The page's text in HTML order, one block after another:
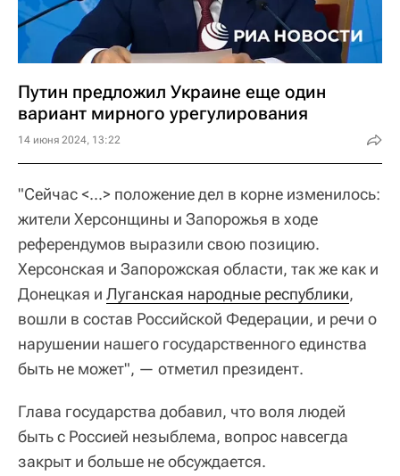
Путин предложил Украине еще один
вариант мирного урегулирования
14 июня 2024, 13:22
"Сейчас <...> положение дел в корне изменилось:
жители Херсонщины и Запорожья в ходе
референдумов выразили свою позицию.
Херсонская и Запорожская области, так же как и
Донецкая и Луганская народные республики,
вошли в состав Российской Федерации, и речи о
нарушении нашего государственного единства
быть не может", — отметил президент.
Глава государства добавил, что воля людей
быть с Россией незыблема, вопрос навсегда
закрыт и больше не обсуждается.